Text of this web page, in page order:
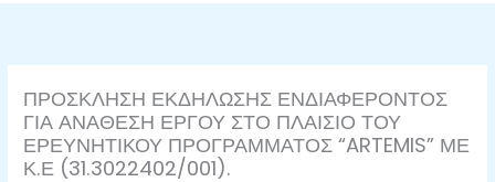
ΠΡΟΣΚΛΗΣΗ ΕΚΔΗΛΩΣΗΣ ΕΝΔΙΑΦΕΡΟΝΤΟΣ
ΓΙΑ ΑΝΑΘΕΣΗ ΕΡΓΟΥ ΣΤΟ ΠΛΑΙΣΙΟ ΤΟΥ
ΕΡΕΥΝΗΤΙΚΟΥ ΠΡΟΓΡΑΜΜΑΤΟΣ “ARTEMIS” ΜΕ
Κ.Ε (31.3022402/001).